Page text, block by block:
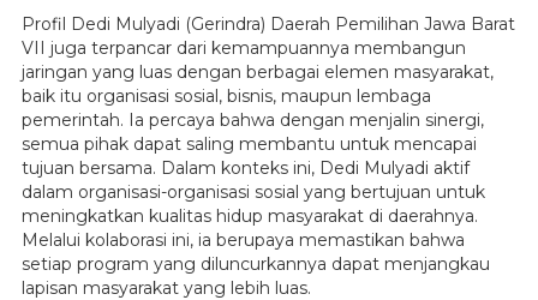
Profil Dedi Mulyadi (Gerindra) Daerah Pemilihan Jawa Barat
VII juga terpancar dari kemampuannya membangun
jaringan yang luas dengan berbagai elemen masyarakat,
baik itu organisasi sosial, bisnis, maupun lembaga
pemerintah. Ia percaya bahwa dengan menjalin sinergi,
semua pihak dapat saling membantu untuk mencapai
tujuan bersama. Dalam konteks ini, Dedi Mulyadi aktif
dalam organisasi-organisasi sosial yang bertujuan untuk
meningkatkan kualitas hidup masyarakat di daerahnya.
Melalui kolaborasi ini, ia berupaya memastikan bahwa
setiap program yang diluncurkannya dapat menjangkau
lapisan masyarakat yang lebih luas.